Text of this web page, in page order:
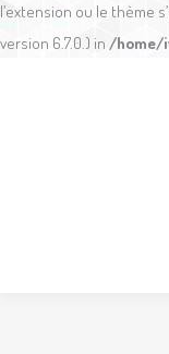
l’extension ou le thème
version 6.7.0.) in /home/